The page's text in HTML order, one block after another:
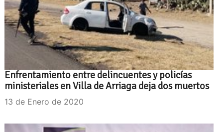
Enfrentamiento entre delincuentes y policías
ministeriales en Villa de Arriaga deja dos muertos
13 de Enero de 2020